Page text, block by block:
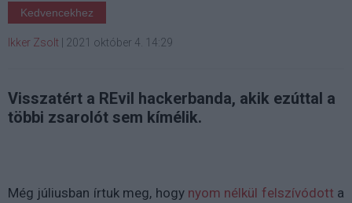
Kedvencekhez
Ikker Zsolt | 2021 október 4. 14:29
Visszatért a REvil hackerbanda, akik ezúttal a
többi zsarolót sem kímélik.
Még júliusban írtuk meg, hogy nyom nélkül felszívódott a